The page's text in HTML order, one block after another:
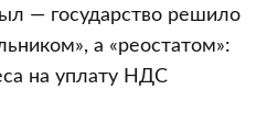
— государство решило
а «реостатом»:
на уплату НДС